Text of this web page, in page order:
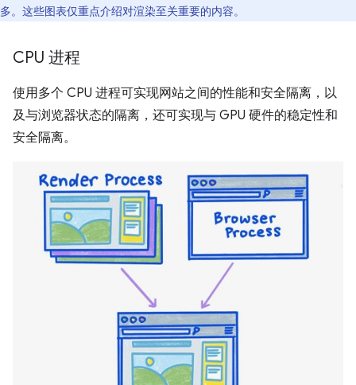
多。这些图表仅重点介绍对渲染至关重要的内容。
CPU 进程
使用多个 CPU 进程可实现网站之间的性能和安全隔离，以
及与浏览器状态的隔离，还可实现与 GPU 硬件的稳定性和
安全隔离。